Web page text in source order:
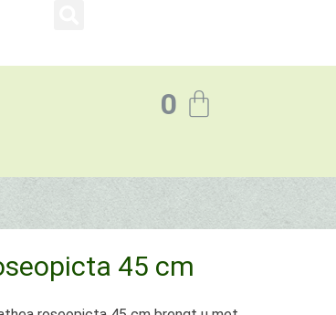
0
45 cm